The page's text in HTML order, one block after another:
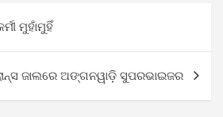
ମୁହାଁମୁହିଁ
ଜାଲରେ ଅଙ୍ଗନୱାଡ଼ି ସୁପରଭାଇଜର